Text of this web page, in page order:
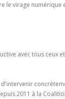
le virage numérique
avec tous ceux
2011 à la